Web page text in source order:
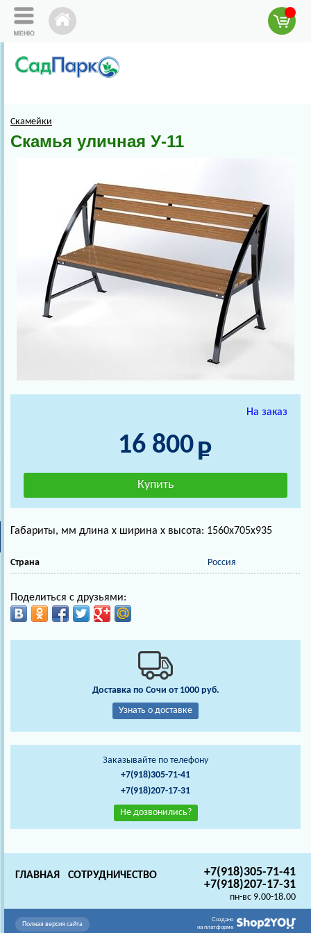
Скамейки
Скамья уличная У-11
На заказ
16 800
Габариты, мм длина х ширина х высота: 1560х705х935
Страна Россия
Поделиться с друзьями:
Доставка по Сочи от 1000 руб.
Узнать о доставке
Заказывайте по телефону
+7(918)305-71-41
+7(918)207-17-31
Не дозвонились?
+7(918)305-71-41
+7(918)207-17-31
пн-вс 9.00-18.00
ГЛАВНАЯ СОТРУДНИЧЕСТВО
Создано
на платформе
Полная версия сайта